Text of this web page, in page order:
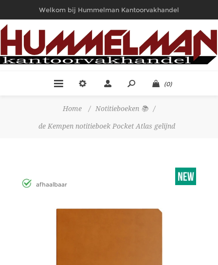
Welkom bij Hummelman Kantoorvakhandel
(0)
Home / Notitieboeken 📚 /
de Kempen notitieboek Pocket Atlas gelijnd
afhaalbaar